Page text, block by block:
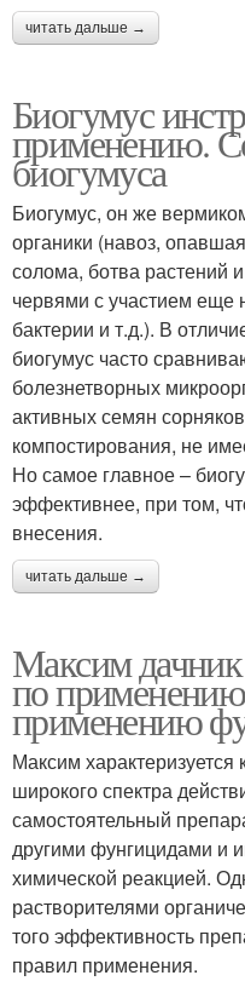
читать дальше →
Биогумус
применению.
биогумуса
Биогумус, он же
органики (навоз,
солома, ботва растений
червями с участием еще
бактерии и т.д.). В
биогумус часто
болезнетворных
активных семян
компостирования, не
Но самое главное –
эффективнее, при том,
внесения.
читать дальше →
Максим
по
применению
Максим характеризуется
широкого спектра
самостоятельный
другими фунгицидами и
химической реакцией.
растворителями
того эффективность
правил применения.